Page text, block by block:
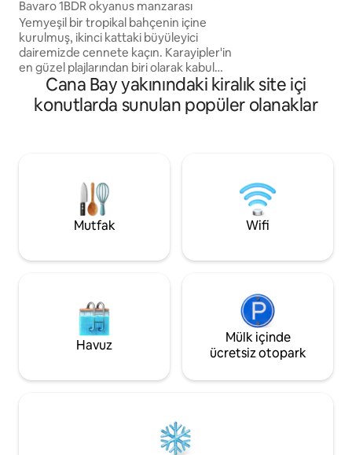
(Bavaro)
Bavaro 1BDR okyanus manzarası
Yemyeşil bir tropikal bahçenin içine
kurulmuş, ikinci kattaki büyüleyici
dairemizde cennete kaçın. Karayipler'in
en güzel plajlarından biri olarak kabul
edilen el değmemiş, özel plaja sadece
birkaç adım uzaklıktaki özel
balkonunuzdan nefes kesici okyanus
modern banyo ve konforlu yaşam alanı
bulunmaktadır. Olanaklar arasında klima,
kablosuz internet bağlantısı ve ücretsiz
plaj havluları bulunmaktadır.
gezginler veya
mükemmeldir.
Cana Bay yakınındaki kiralık site içi
konutlarda sunulan popüler olanaklar
Mutfak Wifi
Havuz
Mülk içinde
ücretsiz otopark